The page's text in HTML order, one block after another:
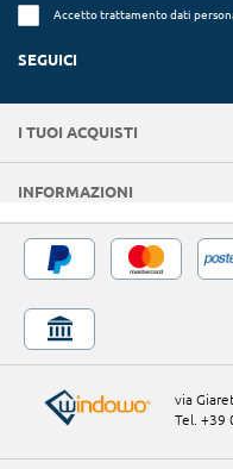
Accetto trattamento dati
SEGUICI
I TUOI ACQUISTI
INFORMAZIONI
via
Tel. +39